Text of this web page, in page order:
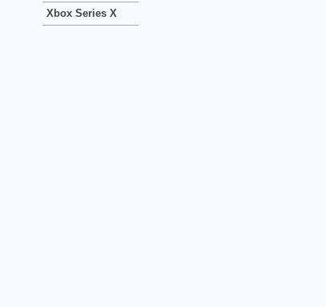
Xbox Series X